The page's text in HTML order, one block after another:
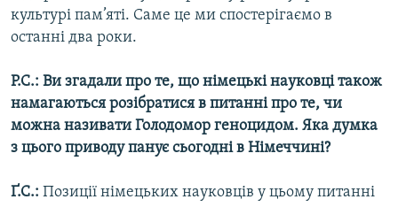
культурі пам’яті. Саме це ми спостерігаємо в
останні два роки.
Р.С.: Ви згадали про те, що німецькі науковці також
намагаються розібратися в питанні про те, чи
можна називати Голодомор геноцидом. Яка думка
з цього приводу панує сьогодні в Німеччині?
Ґ.С.: Позиції німецьких науковців у цьому питанні